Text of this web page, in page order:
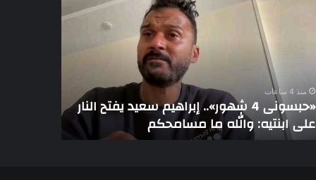
منذ 4 ساعات
«حبسونى 4 شهور».. إبراهيم سعيد يفتح النار
ابنتيه: والله ما مسامحكم
الفصل
570
ألف
جنيه
سداد 570 ألف جنيه «أجر خادمة زينة»